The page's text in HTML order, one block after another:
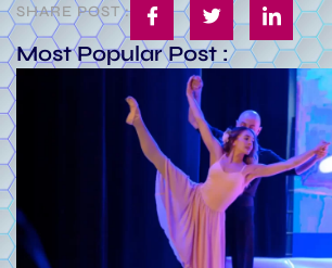
SHARE POST :
Most Popular Post :